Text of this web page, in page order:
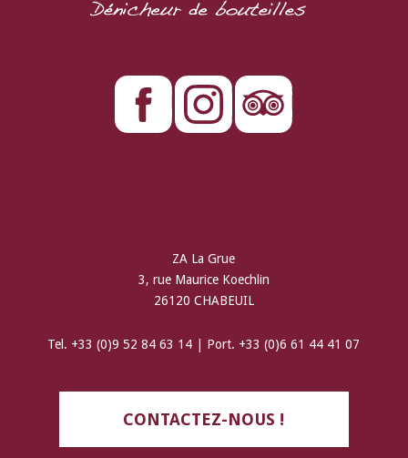
ZA La Grue
3, rue Maurice Koechlin
26120 CHABEUIL
Tel. +33 (0)9 52 84 63 14 | Port. +33 (0)6 61 44 41 07
CONTACTEZ-NOUS !